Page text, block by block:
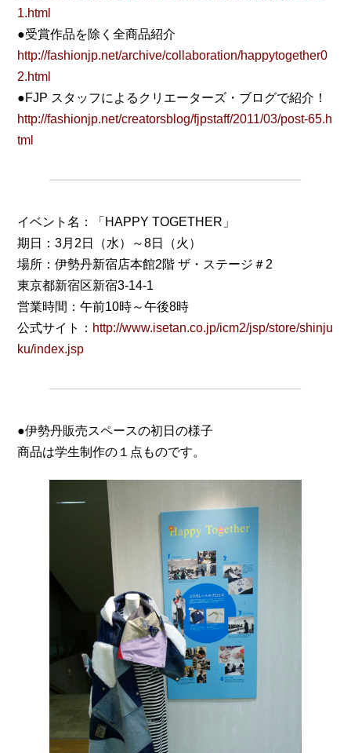
1.html
●受賞作品を除く全商品紹介
http://fashionjp.net/archive/collaboration/happytogether0
2.html
●FJP スタッフによるクリエーターズ・ブログで紹介！
http://fashionjp.net/creatorsblog/fjpstaff/2011/03/post-65.h
tml
イベント名：「HAPPY TOGETHER」
期日：3月2日（水）～8日（火）
場所：伊勢丹新宿店本館2階 ザ・ステージ＃2
東京都新宿区新宿3-14-1
営業時間：午前10時～午後8時
公式サイト： http://www.isetan.co.jp/icm2/jsp/store/shinju
ku/index.jsp
●伊勢丹販売スペースの初日の様子
商品は学生制作の１点ものです。